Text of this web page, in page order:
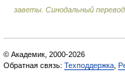
заветы. Синодальный
© Академик, 2000-2026
Обратная связь: Техподдержка